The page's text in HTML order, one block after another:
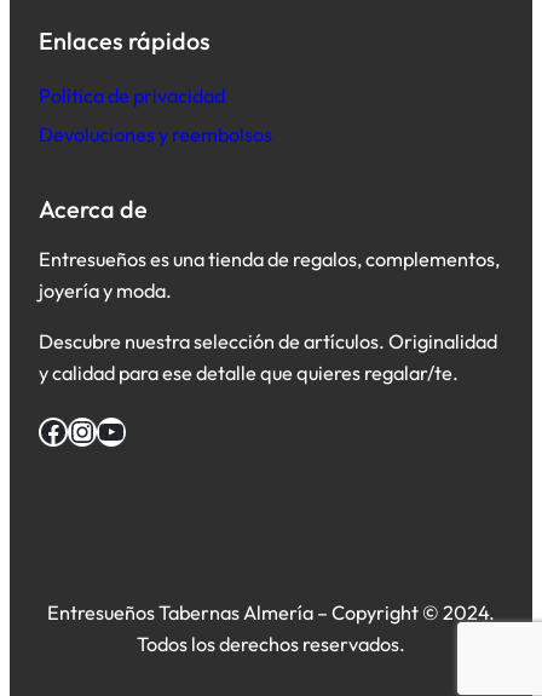
Enlaces rápidos
Política de privacidad
Devoluciones y reembolsos
Acerca de
Entresueños es una tienda de regalos, complementos,
joyería y moda.
Descubre nuestra selección de artículos. Originalidad
y calidad para ese detalle que quieres regalar/te.
Facebook InstagramYouTube
Entresueños Tabernas Almería – Copyright © 2024.
Todos los derechos reservados.